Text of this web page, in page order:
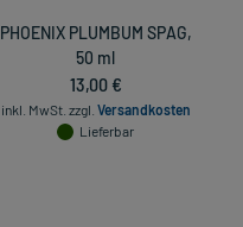
PHOENIX PLUMBUM SPAG,
50 ml
13,00 €
inkl. MwSt. zzgl. Versandkosten
Lieferbar